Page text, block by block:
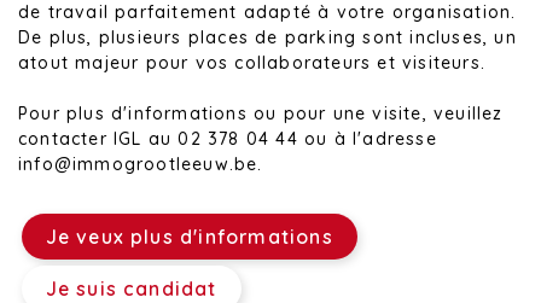
de travail parfaitement adapté à votre organisation.
De plus, plusieurs places de parking sont incluses, un
atout majeur pour vos collaborateurs et visiteurs.
Pour plus d'informations ou pour une visite, veuillez
contacter IGL au 02 378 04 44 ou à l'adresse
info@immogrootleeuw.be.
Je veux plus d'informations
Je suis candidat